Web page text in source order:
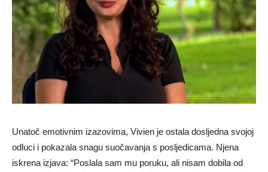
Unatoč emotivnim izazovima, Vivien je ostala dosljedna svojoj
odluci i pokazala snagu suočavanja s posljedicama. Njena
iskrena izjava: “Poslala sam mu poruku, ali nisam dobila od